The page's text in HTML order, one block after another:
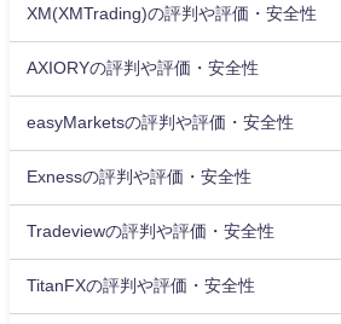
XM(XMTrading)の評判や評価・安全性
AXIORYの評判や評価・安全性
easyMarketsの評判や評価・安全性
Exnessの評判や評価・安全性
Tradeviewの評判や評価・安全性
TitanFXの評判や評価・安全性